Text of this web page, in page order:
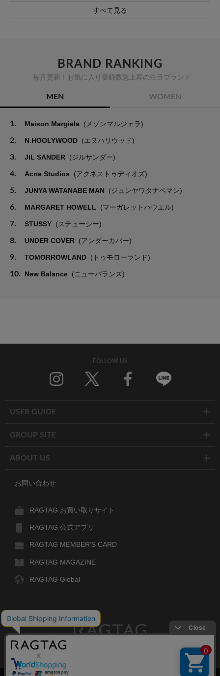
すべて見る
BRAND RANKING
毎月更新！お気に入り登録数急上昇の注目ブランド
MEN WOMEN
1. Maison Margiela (メゾンマルジェラ)
2. N.HOOLYWOOD (エヌハリウッド)
3. JIL SANDER (ジルサンダー)
4. Acne Studios (アクネストゥディオズ)
5. JUNYA WATANABE MAN (ジュンヤワタナベマン)
6. MARGARET HOWELL (マーガレットハウエル)
7. STUSSY (ステューシー)
8. UNDER COVER (アンダーカバー)
9. TOMORROWLAND (トゥモローランド)
10. New Balance (ニューバランス)
FOLLOW US
USER GUIDE
GROUP SITE
ABOUT US
お問い合わせ
RAGTAG お買い取りサイト
RAGTAG 公式アプリ
RAGTAG MEMBER'S CARD
RAGTAG MAGAZINE
RAGTAG Global
デザイナーズブランドのユーズド・セレクトショップ